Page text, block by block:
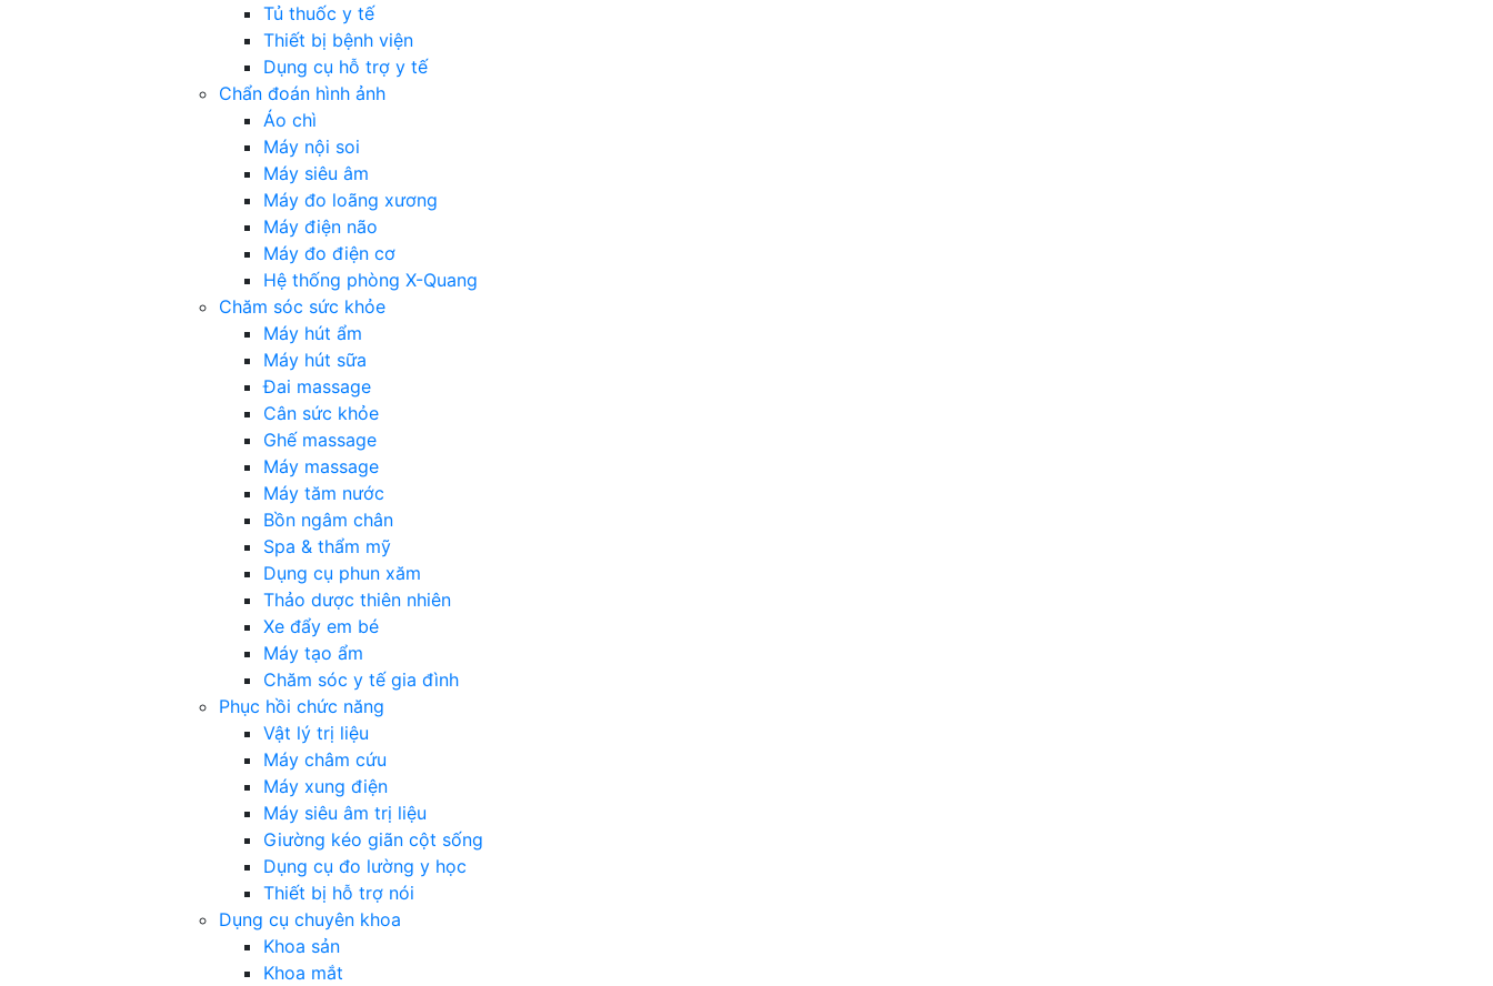
Tủ thuốc y tế
Thiết bị bệnh viện
Dụng cụ hỗ trợ y tế
Chẩn đoán hình ảnh
Áo chì
Máy nội soi
Máy siêu âm
Máy đo loãng xương
Máy điện não
Máy đo điện cơ
Hệ thống phòng X-Quang
Chăm sóc sức khỏe
Máy hút ẩm
Máy hút sữa
Đai massage
Cân sức khỏe
Ghế massage
Máy massage
Máy tăm nước
Bồn ngâm chân
Spa & thẩm mỹ
Dụng cụ phun xăm
Thảo dược thiên nhiên
Xe đẩy em bé
Máy tạo ẩm
Chăm sóc y tế gia đình
Phục hồi chức năng
Vật lý trị liệu
Máy châm cứu
Máy xung điện
Máy siêu âm trị liệu
Giường kéo giãn cột sống
Dụng cụ đo lường y học
Thiết bị hỗ trợ nói
Dụng cụ chuyên khoa
Khoa sản
Khoa mắt